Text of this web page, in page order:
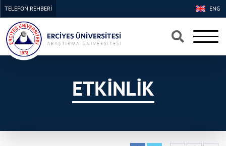
×
×
ENG
TELEFON REHBERİ
ETKİNLİK